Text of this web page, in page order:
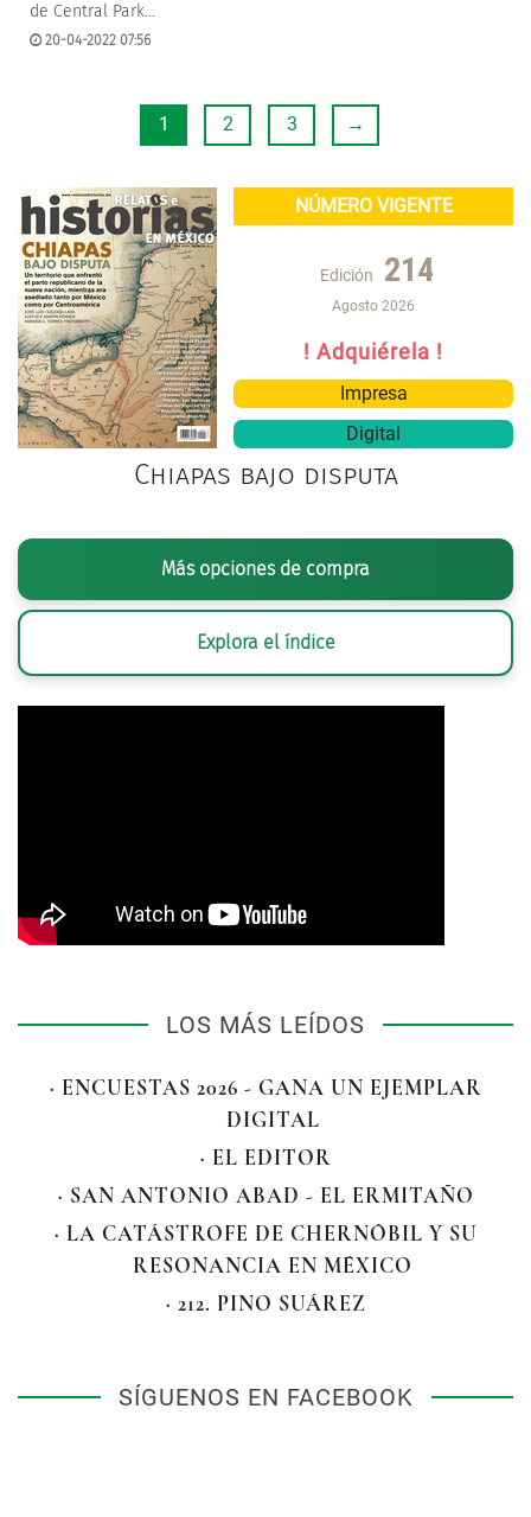
de Central Park…
20-04-2022 07:56
1 2 3 →
NÚMERO VIGENTE
Edición 214
Agosto 2026
! Adquiérela !
Impresa
Digital
Chiapas bajo disputa
Más opciones de compra
Explora el índice
LOS MÁS LEÍDOS
· ENCUESTAS 2026 - GANA UN EJEMPLAR
DIGITAL
· EL EDITOR
· SAN ANTONIO ABAD - EL ERMITAÑO
· LA CATÁSTROFE DE CHERNÓBIL Y SU
RESONANCIA EN MÉXICO
· 212. PINO SUÁREZ
SÍGUENOS EN FACEBOOK